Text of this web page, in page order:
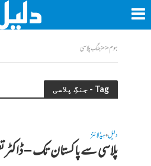
ہوم<<جنگِ پلاسی
Tag - جنگِ پلاسی
دلیل•ہیڈلائنز
پلاسی سے پاکستان تک – ڈاکٹر